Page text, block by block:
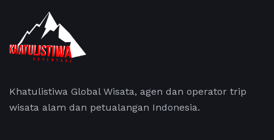
Khatulistiwa Global Wisata, agen dan operator trip
wisata alam dan petualangan Indonesia.